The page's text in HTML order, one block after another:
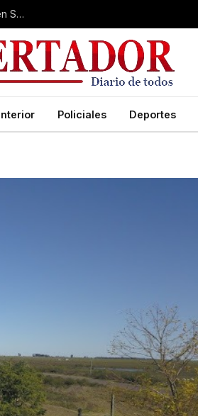
Rumbo a la Fiesta Patronal: fe, expo y una destacada oferta artística en San Roque
Policiales Deportes